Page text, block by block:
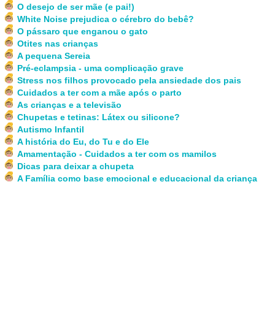
O desejo de ser mãe (e pai!)
White Noise prejudica o cérebro do bebê?
O pássaro que enganou o gato
Otites nas crianças
A pequena Sereia
Pré-eclampsia - uma complicação grave
Stress nos filhos provocado pela ansiedade dos pais
Cuidados a ter com a mãe após o parto
As crianças e a televisão
Chupetas e tetinas: Látex ou silicone?
Autismo Infantil
A história do Eu, do Tu e do Ele
Amamentação - Cuidados a ter com os mamilos
Dicas para deixar a chupeta
A Família como base emocional e educacional da criança